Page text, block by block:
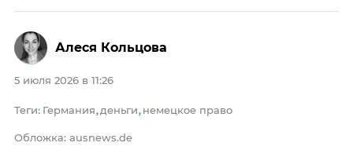
5 июля 2026 в 11:26
Теги: Германия, деньги, немецкое право
Обложка: ausnews.de
Алеся Кольцова